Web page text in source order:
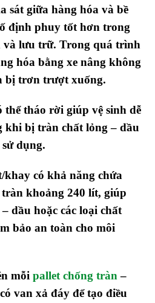
sát giữa hàng hóa và bề
định phuy tốt hơn trong
và lưu trữ. Trong quá trình
hóa bằng xe nâng không
bị trơn trượt xuống.
tháo rời giúp vệ sinh dễ
khi bị tràn chất lỏng – dầu
dụng.
khay có khả năng chứa
khoảng 240 lít, giúp
dầu hoặc các loại chất
bảo an toàn cho môi
mỗi pallet chống tràn –
van xả đáy để tạo điều